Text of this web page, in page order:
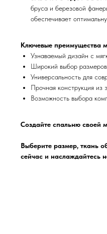
бруса и березовой
обеспечивает
Ключевые преимущества
Узнаваемый дизайн с
Широкий выбор
Универсальность для
Прочная конструкция из
Возможность выбора
Создайте спальню своей
Выберите размер, ткань
сейчас и наслаждайтесь